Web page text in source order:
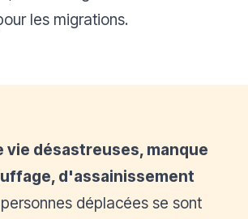
les migrations.
vie désastreuses, manque
d'assainissement
déplacées se sont